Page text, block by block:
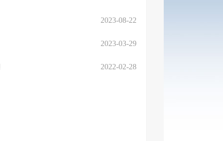
2023-08-22
2023-03-29
2022-02-28